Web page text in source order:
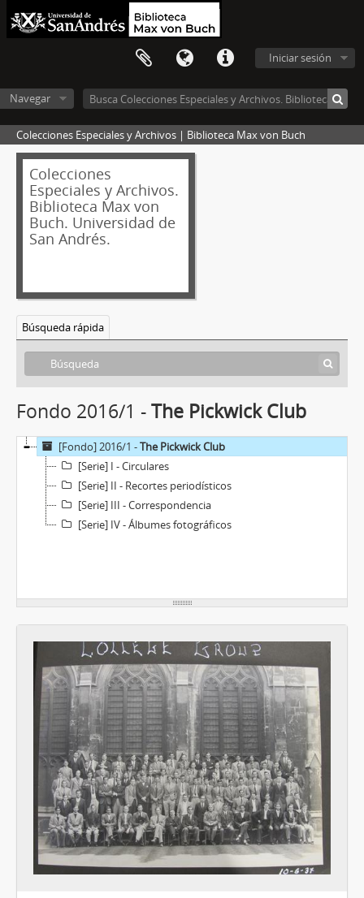
Iniciar sesión
Navegar
Colecciones Especiales y Archivos | Biblioteca Max von Buch
Colecciones
Especiales y Archivos.
Biblioteca Max von
Buch. Universidad de
San Andrés.
Búsqueda rápida
Fondo 2016/1 -The Pickwick Club
[Fondo] 2016/1 -The Pickwick Club
[Serie] I - Circulares
[Serie] II - Recortes periodísticos
[Serie] III - Correspondencia
[Serie] IV - Álbumes fotográficos